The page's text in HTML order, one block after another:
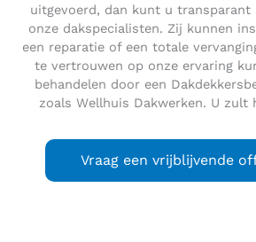
uitgevoerd, dan kunt u transparant
onze dakspecialisten. Zij kunnen
een reparatie of een totale
te vertrouwen op onze ervaring
behandelen door een
zoals Wellhuis Dakwerken. U zult
Vraag een vrijblijvende